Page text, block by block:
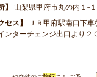
山梨県甲府市丸の内１‐
セス
ＪＲ甲府駅南口下
ンターチェンジ出口より２